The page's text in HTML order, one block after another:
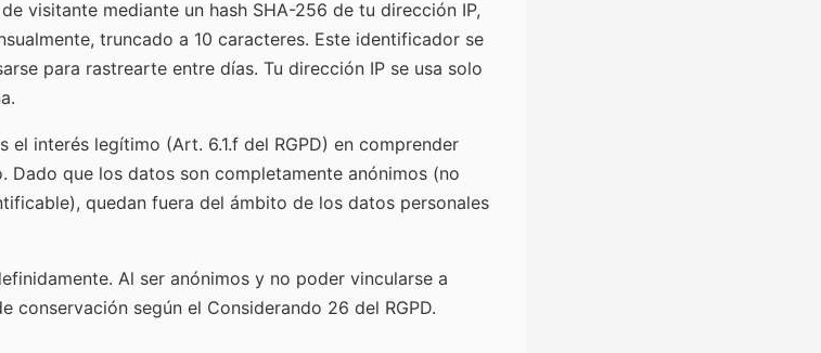
visitante mediante un hash SHA-256 de tu dirección IP,
truncado a 10 caracteres. Este identificador se
para rastrearte entre días. Tu dirección IP se usa solo
el interés legítimo (Art. 6.1.f del RGPD) en comprender
que los datos son completamente anónimos (no
quedan fuera del ámbito de los datos personales
Al ser anónimos y no poder vincularse a
conservación según el Considerando 26 del RGPD.